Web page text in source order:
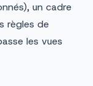
un cadre
règles de
les vues